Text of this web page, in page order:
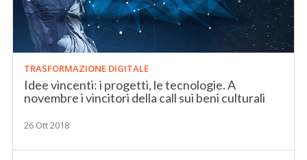
TRASFORMAZIONE DIGITALE
Idee vincenti: i progetti, le tecnologie. A
novembre i vincitori della call sui beni culturali
26 Ott 2018